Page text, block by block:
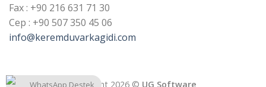
Fax : +90 216 631 71 30
Cep : +90 507 350 45 06
info@keremduvarkagidi.com
Copyright 2026 © UG Software
WhatsApp Destek